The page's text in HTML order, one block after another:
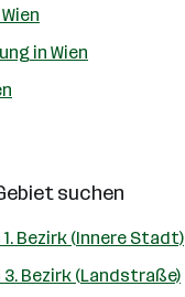
in Wien
suchen
Bezirk (Innere Stadt)
Bezirk (Landstraße)